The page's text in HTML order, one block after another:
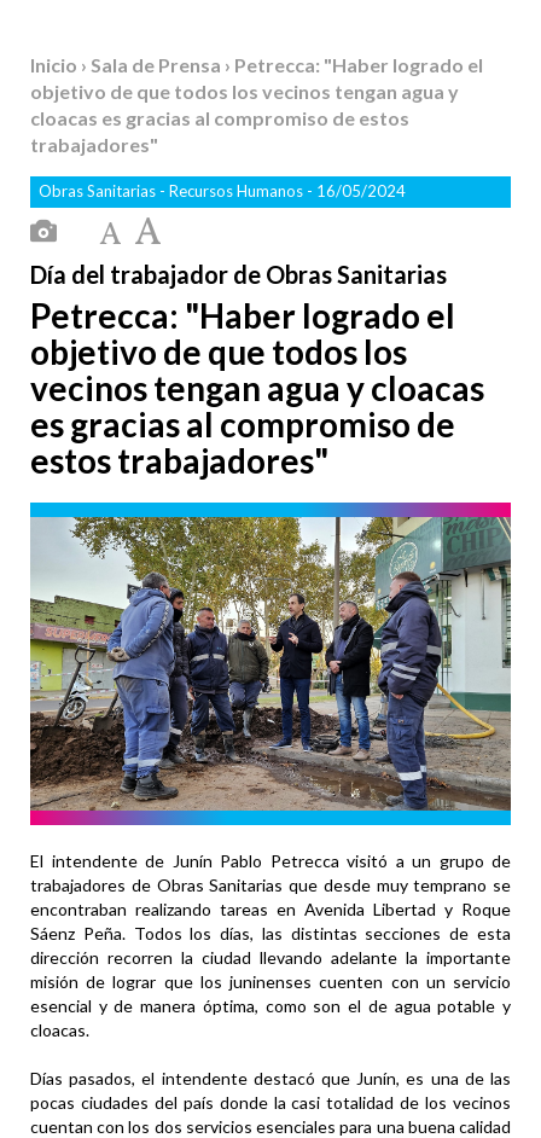
Inicio › Sala de Prensa › Petrecca: "Haber logrado el
objetivo de que todos los vecinos tengan agua y
cloacas es gracias al compromiso de estos
trabajadores"
Obras Sanitarias - Recursos Humanos - 16/05/2024
Día del trabajador de Obras Sanitarias
Petrecca: "Haber logrado el
objetivo de que todos los
vecinos tengan agua y cloacas
es gracias al compromiso de
estos trabajadores"
El intendente de Junín Pablo Petrecca visitó a un grupo de
trabajadores de Obras Sanitarias que desde muy temprano se
encontraban realizando tareas en Avenida Libertad y Roque
Sáenz Peña. Todos los días, las distintas secciones de esta
dirección recorren la ciudad llevando adelante la importante
misión de lograr que los juninenses cuenten con un servicio
esencial y de manera óptima, como son el de agua potable y
cloacas.
Días pasados, el intendente destacó que Junín, es una de las
pocas ciudades del país donde la casi totalidad de los vecinos
cuentan con los dos servicios esenciales para una buena calidad